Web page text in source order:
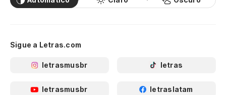
Sigue a Letras.com
letrasmusbr letras
letrasmusbr letraslatam